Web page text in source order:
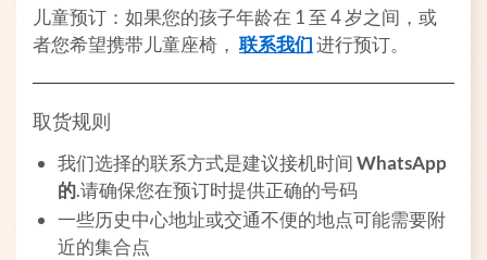
儿童预订：如果您的孩子年龄在 1 至 4 岁之间，或
者您希望携带儿童座椅， 联系我们进行预订。
取货规则
我们选择的联系方式是建议接机时间WhatsApp
的.请确保您在预订时提供正确的号码
一些历史中心地址或交通不便的地点可能需要附
近的集合点